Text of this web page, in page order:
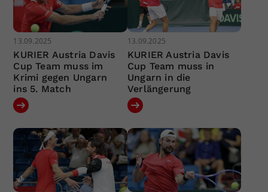
13.09.2025
KURIER Austria Davis
Cup Team muss im
Krimi gegen Ungarn
ins 5. Match
13.09.2025
KURIER Austria Davis
Cup Team muss in
Ungarn in die
Verlängerung